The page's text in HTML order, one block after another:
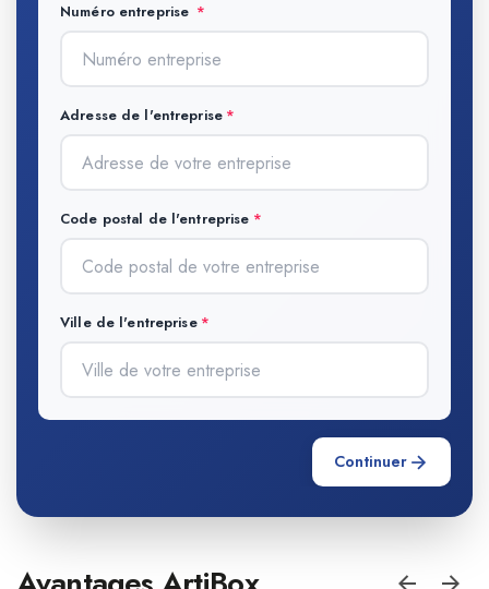
Numéro entreprise
Adresse de l'entreprise
Code postal de l'entreprise
Ville de l'entreprise
Continuer